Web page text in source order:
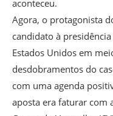
aconteceu.
Agora, o protagonista
candidato à presidência
Estados Unidos em
desdobramentos do
com uma agenda
aposta era faturar com